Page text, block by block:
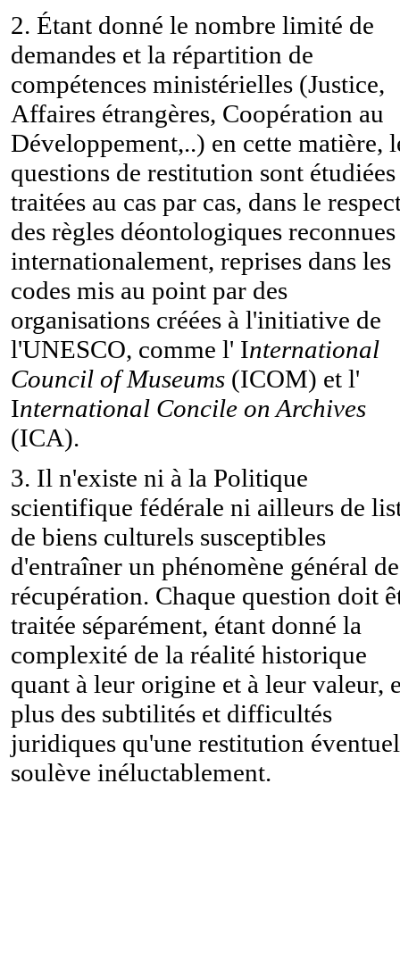
2. Étant donné le nombre limité de
demandes et la répartition de
compétences ministérielles (Justice,
Affaires étrangères, Coopération au
Développement,..) en cette matière,
questions de restitution sont
traitées au cas par cas, dans le
des règles déontologiques reconnues
internationalement, reprises dans les
codes mis au point par des
organisations créées à l'initiative de
l'UNESCO, comme l' International
Council of Museums (ICOM) et l'
International Concile on Archives
(ICA).
3. Il n'existe ni à la Politique
scientifique fédérale ni ailleurs de
de biens culturels susceptibles
d'entraîner un phénomène général de
récupération. Chaque question doit
traitée séparément, étant donné la
complexité de la réalité historique
quant à leur origine et à leur valeur,
plus des subtilités et difficultés
juridiques qu'une restitution
soulève inéluctablement.